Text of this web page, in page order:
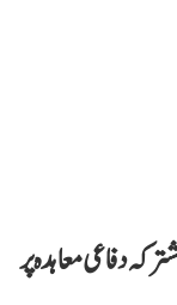
دفاعی معاہدہ پر